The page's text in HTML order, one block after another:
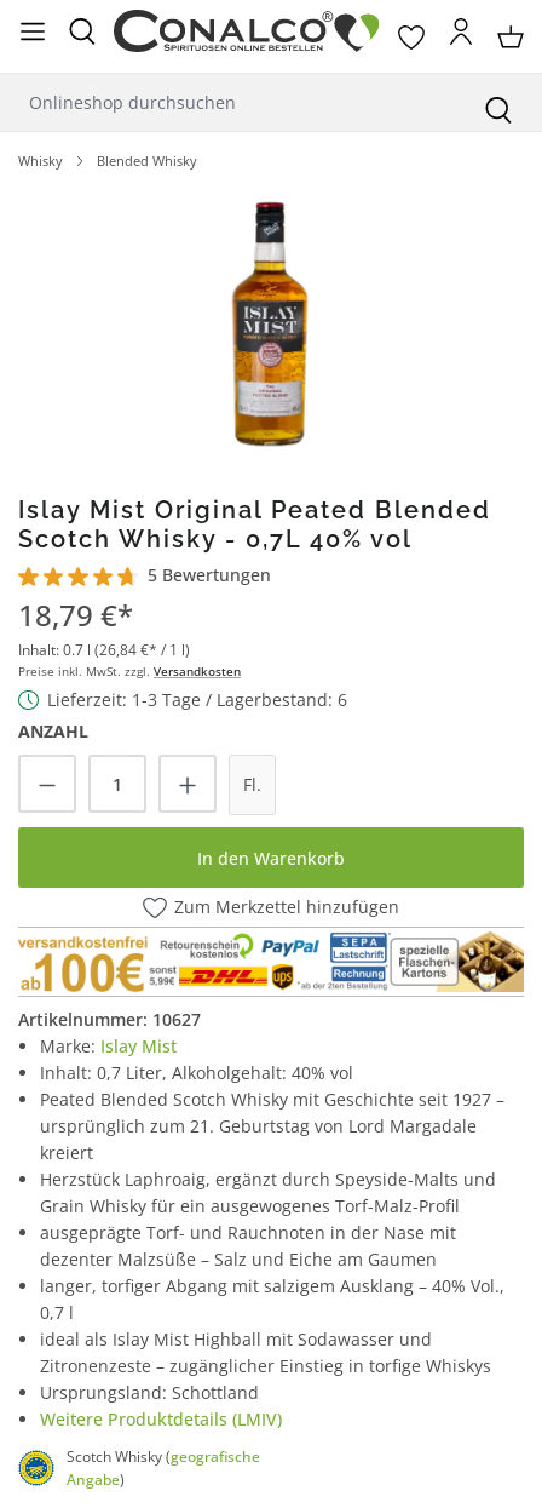
springen
Whisky Blended Whisky
Islay Mist Original Peated Blended
Scotch Whisky - 0,7L 40% vol
Durchschnittliche Bewertung von 4.8 von 5 Sternen
5 Bewertungen
18,79 €*
Inhalt:0.7 l (26,84 €* / 1 l)
Preise inkl. MwSt. zzgl. Versandkosten
Lieferzeit: 1-3 Tage / Lagerbestand: 6
ANZAHL
Produkt Anzahl: Gib den gewünschten
Fl.
In den Warenkorb
Zum Merkzettel hinzufügen
Artikelnummer: 10627
Marke: Islay Mist
Inhalt: 0,7 Liter, Alkoholgehalt: 40% vol
Peated Blended Scotch Whisky mit Geschichte seit 1927 –
ursprünglich zum 21. Geburtstag von Lord Margadale
kreiert
Herzstück Laphroaig, ergänzt durch Speyside-Malts und
Grain Whisky für ein ausgewogenes Torf-Malz-Profil
ausgeprägte Torf- und Rauchnoten in der Nase mit
dezenter Malzsüße – Salz und Eiche am Gaumen
langer, torfiger Abgang mit salzigem Ausklang – 40% Vol.,
0,7 l
ideal als Islay Mist Highball mit Sodawasser und
Zitronenzeste – zugänglicher Einstieg in torfige Whiskys
Ursprungsland: Schottland
Weitere Produktdetails (LMIV)
Scotch Whisky (geografische
Angabe)